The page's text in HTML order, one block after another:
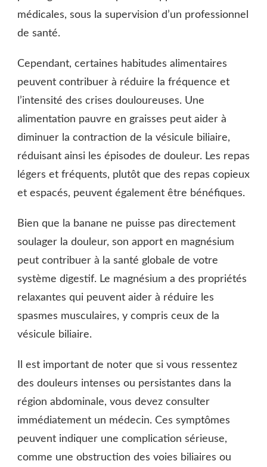
médicales, sous la supervision d’un professionnel
de santé.
Cependant, certaines habitudes alimentaires
peuvent contribuer à réduire la fréquence et
l’intensité des crises douloureuses. Une
alimentation pauvre en graisses peut aider à
diminuer la contraction de la vésicule biliaire,
réduisant ainsi les épisodes de douleur. Les repas
légers et fréquents, plutôt que des repas copieux
et espacés, peuvent également être bénéfiques.
Bien que la banane ne puisse pas directement
soulager la douleur, son apport en magnésium
peut contribuer à la santé globale de votre
système digestif. Le magnésium a des propriétés
relaxantes qui peuvent aider à réduire les
spasmes musculaires, y compris ceux de la
vésicule biliaire.
Il est important de noter que si vous ressentez
des douleurs intenses ou persistantes dans la
région abdominale, vous devez consulter
immédiatement un médecin. Ces symptômes
peuvent indiquer une complication sérieuse,
comme une obstruction des voies biliaires ou